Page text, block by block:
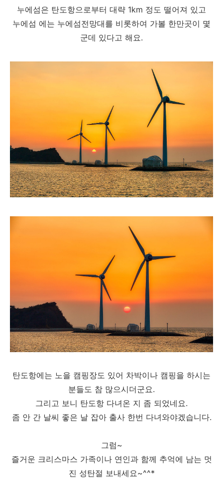
누에섬은 탄도항으로부터 대략 1km 정도 떨어져 있고
누에섬 에는 누에섬전망대를 비롯하여 가볼 한만곳이 몇
군데 있다고 해요.
탄도항에는 노을 캠핑장도 있어 차박이나 캠핑을 하시는
분들도 참 많으시더군요.
그리고 보니 탄도항 다녀온 지 좀 되었네요.
좀 안 간 날씨 좋은 날 잡아 출사 한번 다녀와야겠습니다.
그럼~
즐거운 크리스마스 가족이나 연인과 함께 추억에 남는 멋
진 성탄절 보내세요~^^*